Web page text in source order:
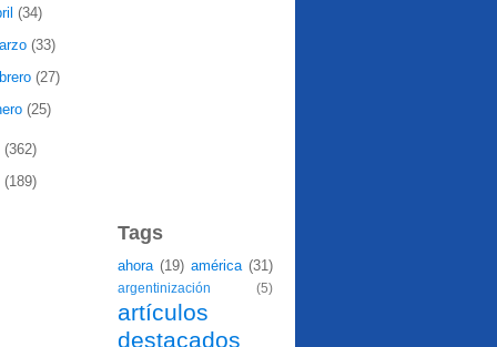
(34)
(33)
(27)
(25)
(362)
(189)
Tags
ahora (19) américa (31)
argentinización (5)
artículos
destacados